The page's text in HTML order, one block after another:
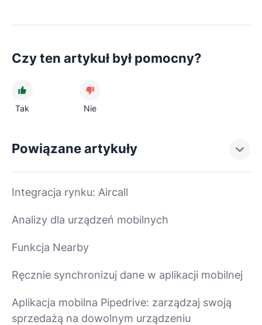
Czy ten artykuł był pomocny?
Tak Nie
Powiązane artykuły
Integracja rynku: Aircall
Analizy dla urządzeń mobilnych
Funkcja Nearby
Ręcznie synchronizuj dane w aplikacji mobilnej
Aplikacja mobilna Pipedrive: zarządzaj swoją
sprzedażą na dowolnym urządzeniu